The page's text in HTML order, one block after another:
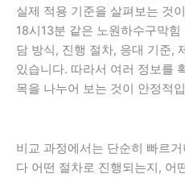
실제 적용 기준을 살펴보는 것
18시13분 같은 노원하수구막
담 방식, 진행 절차, 응대 기준,
있습니다. 따라서 여러 정보를
목을 나누어 보는 것이 안정적
비교 과정에서는 단순히 빠르
다 어떤 절차로 진행되는지, 어